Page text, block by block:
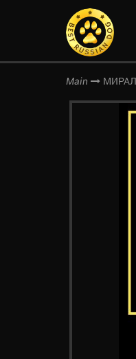
Main